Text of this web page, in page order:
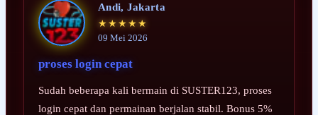
Andi, Jakarta
★★★★★
09 Mei 2026
proses login cepat
Sudah beberapa kali bermain di SUSTER123, proses
login cepat dan permainan berjalan stabil. Bonus 5%